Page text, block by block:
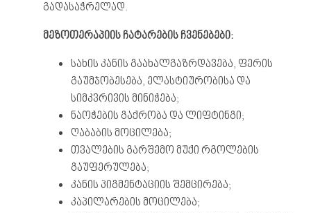
გადასაჭრელად.
მეზოთერაპიისჩატარებისჩვენებები:
სახის კანის გაახალგაზრდავება, ფერის
გაუმჯობესება, ელასტიურობისა და
სიმკვრივის მინიჭება;
ნაოჭების გაქრობა და ლიფტინგი;
ღაბაბის მოცილება;
თვალების გარშემო მუქი რგოლების
გაუფერულება;
კანის პიგმენტაციის შემცირება;
კაპილარების მოცილება;